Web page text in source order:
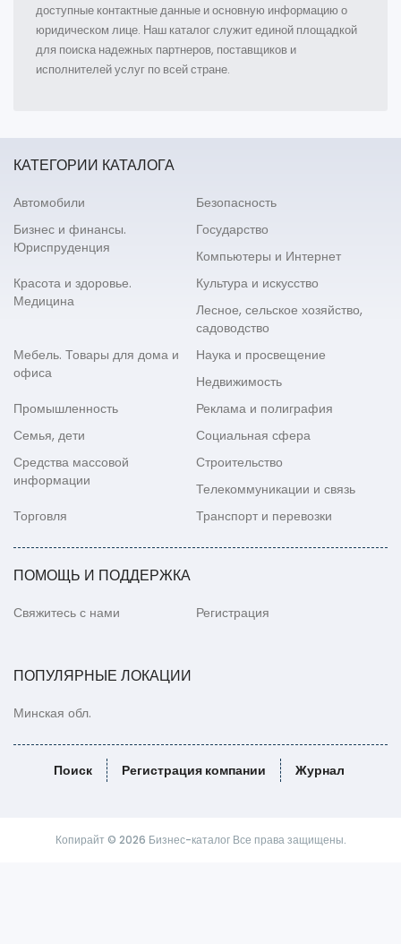
доступные контактные данные и основную информацию о
юридическом лице. Наш каталог служит единой площадкой
для поиска надежных партнеров, поставщиков и
исполнителей услуг по всей стране.
КАТЕГОРИИ КАТАЛОГА
Автомобили
Безопасность
Бизнес и финансы.
Юриспруденция
Государство
Компьютеры и Интернет
Красота и здоровье.
Медицина
Культура и искусство
Лесное, сельское хозяйство,
садоводство
Мебель. Товары для дома и
офиса
Наука и просвещение
Недвижимость
Промышленность
Реклама и полиграфия
Семья, дети
Социальная сфера
Средства массовой
информации
Строительство
Телекоммуникации и связь
Торговля
Транспорт и перевозки
ПОМОЩЬ И ПОДДЕРЖКА
Свяжитесь с нами Регистрация
ПОПУЛЯРНЫЕ ЛОКАЦИИ
Минская обл.
Поиск Регистрация компании Журнал
Копирайт © 2026 Бизнес-каталог Все права защищены.